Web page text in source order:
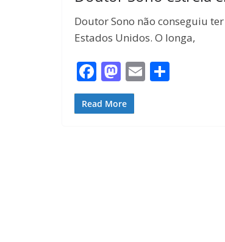
Doutor Sono não conseguiu
Estados Unidos. O longa,
F
ac
e
M
as
to
E
m
Read More